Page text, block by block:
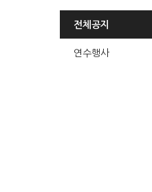
전체공지
연수행사